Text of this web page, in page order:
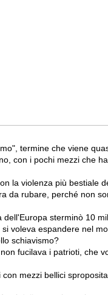
termine che viene
con i pochi mezzi che
la violenza più bestiale
da rubare, perché non
sterminò 10
voleva espandere nel
schiavismo?
fucilava i patrioti, che
mezzi bellici